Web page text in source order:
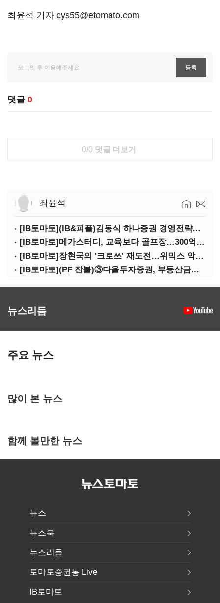
최윤석 기자 cys55@etomato.com
댓글 0
0/0 댓글 더보기
최윤석
[IB토마토](IB&피플)김동식 하나증권 경영전략본부장
[IB토마토]메가스터디, 교육보다 골프장…300억 대여 뒤 보증 리스크
[IB토마토]장현국의 '크로쓰' 재도전…위믹스 악몽 지울 수 있나
[IB토마토](PF 잔불)③다올투자증권, 부동산금융 줄였지만 정상화는 진행형
뉴스리듬
주요 뉴스
많이 본 뉴스
함께 볼만한 뉴스
뉴스
뉴스북
뉴스리듬
토마토증권통 Live
IB토마토